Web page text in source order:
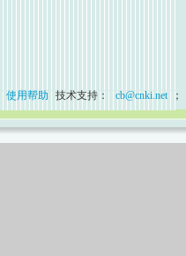
使用帮助 技术支持： cb@cnki.net ；